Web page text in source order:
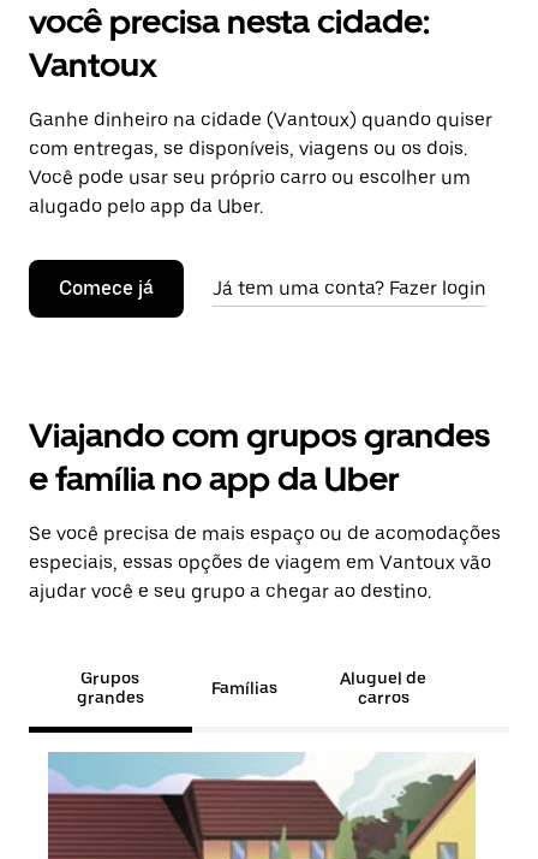
você precisa nesta cidade:
Vantoux
Ganhe dinheiro na cidade (Vantoux) quando quiser
com entregas, se disponíveis, viagens ou os dois.
Você pode usar seu próprio carro ou escolher um
alugado pelo app da Uber.
Comece já Já tem uma conta? Fazer login
Viajando com grupos grandes
e família no app da Uber
Se você precisa de mais espaço ou de acomodações
especiais, essas opções de viagem em Vantoux vão
ajudar você e seu grupo a chegar ao destino.
Grupos
grandes
Famílias
Aluguel de
carros